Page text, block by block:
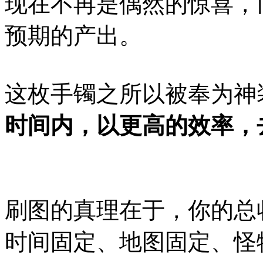
预期的产出。
这枚手镯之所以被奉为
时间内，以更高的效率
刷图的真理在于，你的
时间固定、地图固定、